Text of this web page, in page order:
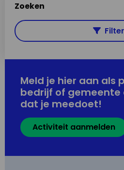
Zoeken
Filter
Meld je hier aan als
bedrijf of gemeente
dat je meedoet!
Activiteit aanmelden